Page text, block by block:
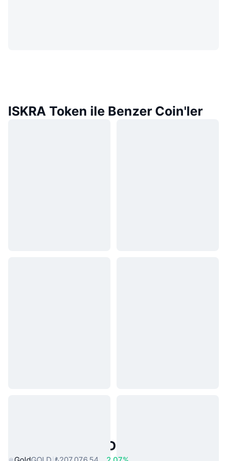
ISKRA Token ile Benzer Coin'ler
Popüler Gerçek Dünya Varlıkları